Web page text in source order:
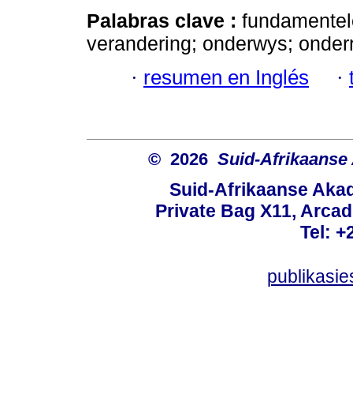
Palabras clave :
verandering; onderwys;
· resumen en Inglés ·
© 2026 Suid-Afrikaanse
Suid-Afrikaanse
Private Bag X11,
Tel: